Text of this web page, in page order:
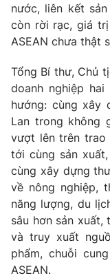
nước, liên kết
còn rời rạc, giá
ASEAN chưa thật
Tổng Bí thư, Chủ
doanh nghiệp
hướng: cùng xây
Lan trong không
vượt lên trên trao
tới cùng sản
cùng xây dựng
về nông nghiệp,
năng lượng, du
sâu hơn sản xuất,
và truy xuất
phẩm, chuỗi
ASEAN.